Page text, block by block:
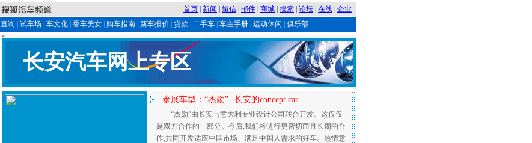
首页 新闻 短信 邮件 商城 搜索 论坛 在线 企业
查询 试车场 车文化 香车美女 购车指南 新车报价 贷款 二手车 车主手册 运动休闲
俱乐部
长安汽车网上专区
参展车型：“杰勋”--长安的concept car
“杰勋”由长安与意大利专业设计公司联合开发。这仅仅
是双方合作的一部分。今后,我们将进行更密切而且长期的合
作,共同开发适应中国市场、满足中国人需求的好车。热情意